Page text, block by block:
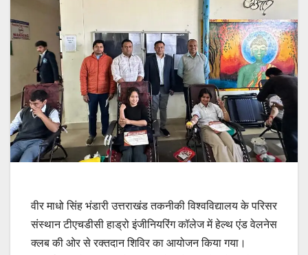
वीर माधो सिंह भंडारी उत्तराखंड तकनीकी विश्वविद्यालय के परिसर
संस्थान टीएचडीसी हाड्रो इंजीनियरिंग कॉलेज में हेल्थ एंड वेलनेस
क्लब की ओर से रक्तदान शिविर का आयोजन किया गया।